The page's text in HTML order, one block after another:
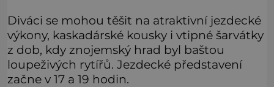
Diváci se mohou těšit na atraktivní jezdecké
výkony, kaskadárské kousky i vtipné šarvátky
z dob, kdy znojemský hrad byl baštou
loupeživých rytířů. Jezdecké představení
začne v 17 a 19 hodin.